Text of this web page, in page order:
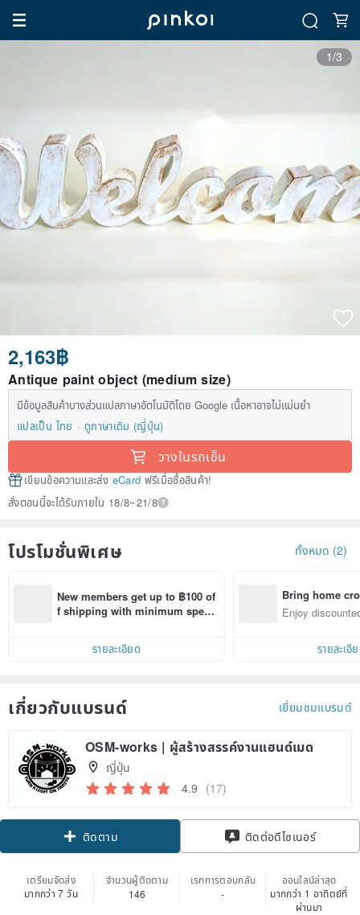
1/3
2,163฿
Antique paint object (medium size)
มีข้อมูลสินค้าบางส่วนแปลภาษาอัตโนมัติโดย Google เนื้อหาอาจไม่แม่นยำ
แปลเป็น ไทย
ดูภาษาเดิม (ญี่ปุ่น)
วางในรถเข็น
เขียนข้อความและส่ง eCard ฟรีเมื่อซื้อสินค้า!
สั่งตอนนี้จะได้รับภายใน 18/8~21/8
โปรโมชั่นพิเศษ ทั้งหมด (2)
New members get up to ฿100 of
f shipping with minimum spen
รายละเอียด
Bring home
n with ease
Enjoy
รายละเอี
เกี่ยวกับแบรนด์ เยี่ยมชมแบรนด์
OSM-works | ผู้สร้างสรรค์งานแฮนด์เมด
ญี่ปุ่น
4.9 (17)
ติดตาม ติดต่อดีไซเนอร์
เตรียมจัดส่ง
มากกว่า 7 วัน
จำนวนผู้ติดตาม
146
เรทการตอบกลับ
-
ออนไลน์ล่าสุด
มากกว่า 1 อาทิตย์ที่
ผ่านมา